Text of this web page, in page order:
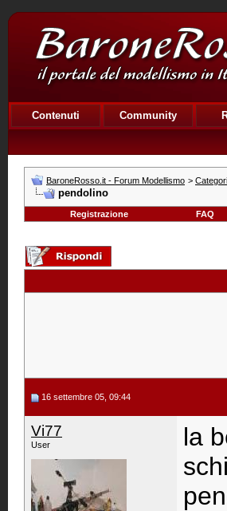
Contenuti Community
BaroneRosso.it - Forum Modellismo >
pendolino
Registrazione FAQ
16 settembre 05, 09:44
Vi77
User
la